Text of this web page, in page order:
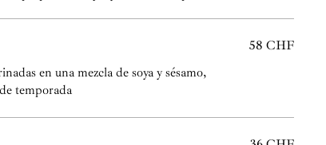
en una mezcla de soya y sésamo,
temporada
58 CHF